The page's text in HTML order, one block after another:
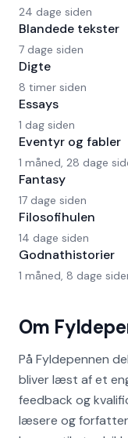
Om
På Fyldepennen
bliver læst af et
feedback og
læsere og
24 dage siden
Blandede tekster
7 dage siden
Digte
8 timer siden
Essays
1 dag siden
Eventyr og fabler
1 måned, 28 dage
Fantasy
17 dage siden
Filosofihulen
14 dage siden
Godnathistorier
1 måned, 8 dage